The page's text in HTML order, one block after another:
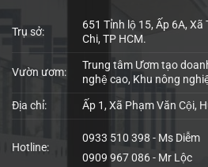
Trụ sở:
651 Tỉnh lộ 15, Ấp 6A,
Chi, TP HCM.
Vườn ươm:
Trung tâm Ươm tạo
nghệ cao, Khu nông
Địa chỉ: Ấp 1, Xã Phạm Văn Cội,
Hotline:
0933 510 398 - Ms Diễm
0909 967 086 - Mr Lộc